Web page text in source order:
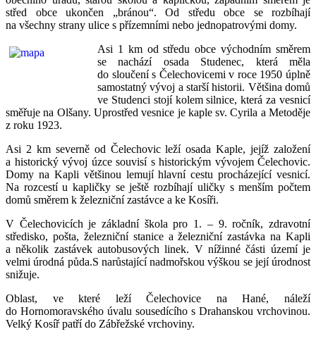
střed obce ukončen „bránou“. Od středu obce se rozbíhají
na všechny strany ulice s přízemními nebo jednopatrovými domy.
Asi 1 km od středu obce východním směrem
se nachází osada Studenec, která měla
do sloučení s Čelechovicemi v roce 1950 úplně
samostatný vývoj a starší historii. Většina domů
ve Studenci stojí kolem silnice, která za vesnicí
směřuje na Olšany. Uprostřed vesnice je kaple sv. Cyrila a Metoděje
z roku 1923.
Asi 2 km severně od Čelechovic leží osada Kaple, jejíž založení
a historický vývoj úzce souvisí s historickým vývojem Čelechovic.
Domy na Kapli většinou lemují hlavní cestu procházející vesnicí.
Na rozcestí u kapličky se ještě rozbíhají uličky s menším počtem
domů směrem k železniční zastávce a ke Kosíři.
V Čelechovicích je základní škola pro 1. – 9. ročník, zdravotní
středisko, pošta, železniční stanice a železniční zastávka na Kapli
a několik zastávek autobusových linek. V nížinné části území je
velmi úrodná půda.S narůstající nadmořskou výškou se její úrodnost
snižuje.
Oblast, ve které leží Čelechovice na Hané, náleží
do Hornomoravského úvalu sousedícího s Drahanskou vrchovinou.
Velký Kosíř patří do Zábřežské vrchoviny.